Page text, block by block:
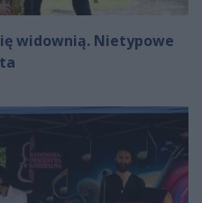
widownią. Nietypowe